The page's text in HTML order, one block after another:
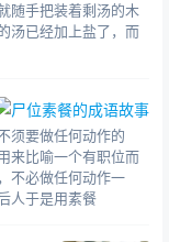
随手把装着剩汤的木
汤已经加上盐了，而
须要做任何动作的
来比喻一个有职位而
不必做任何动作一
人于是用素餐